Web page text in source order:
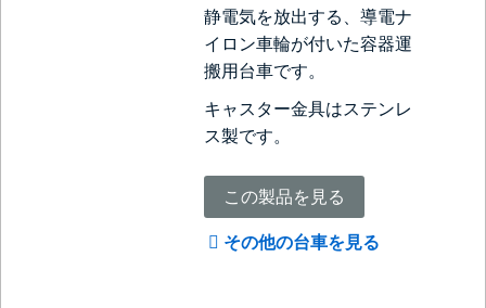
静電気を放出する、導電ナ
イロン車輪が付いた容器運
搬用台車です。
キャスター金具はステンレ
ス製です。
この製品を見る
その他の台車を見る